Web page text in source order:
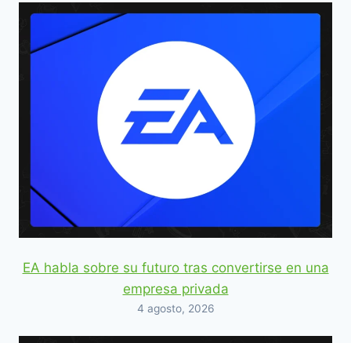
EA habla sobre su futuro tras convertirse en una
empresa privada
4 agosto, 2026